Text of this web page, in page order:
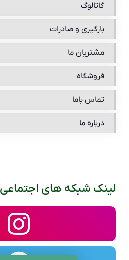
گاتالوگ
بارگیری و صادرات
مشتریان ما
فروشگاه
تماس باما
درباره ما
لینک شبکه های اجتماعی